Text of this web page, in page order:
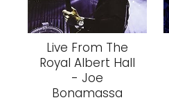
Live From The
Royal Albert Hall
- Joe
Bonamassa